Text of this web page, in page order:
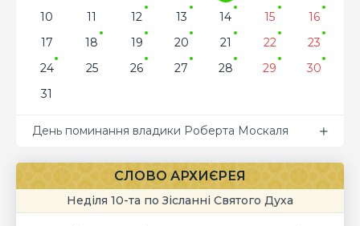
10
11 12 13 14 15
16
17
18 19 20 21 22
23
24
25 26 27 28 29
30
31
День поминання владики Роберта Москаля
СЛОВО АРХИЄРЕЯ
Неділя 10-та по Зісланні Святого Духа